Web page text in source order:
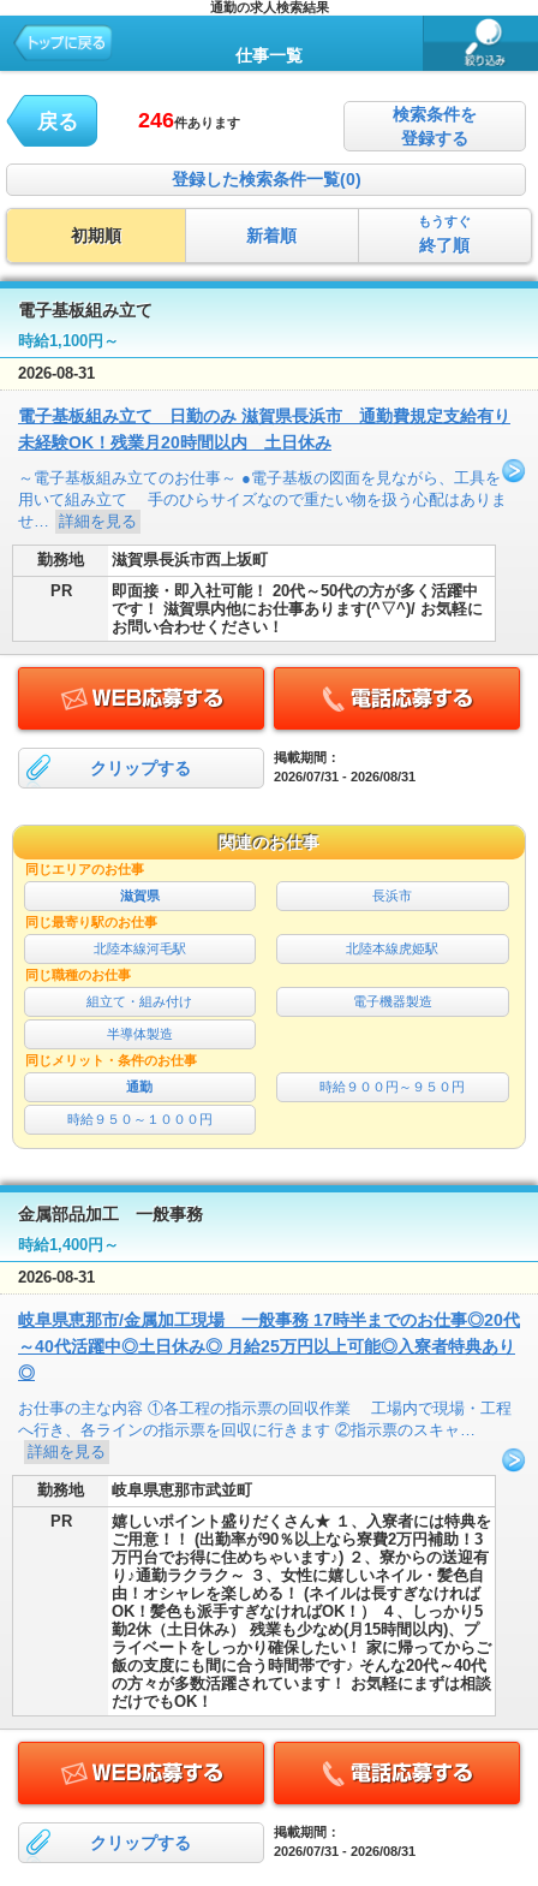
通勤の求人検索結果
仕事一覧
戻る 246件あります
検索条件を
登録する
登録した検索条件一覧(0)
初期順 新着順
もうすぐ
終了順
電子基板組み立て
時給1,100円～
2026-08-31
電子基板組み立て 日勤のみ 滋賀県長浜市 通勤費規定支給有り
未経験OK！残業月20時間以内 土日休み
～電子基板組み立てのお仕事～ ●電子基板の図面を見ながら、工具を
用いて組み立て 手のひらサイズなので重たい物を扱う心配はありま
せ…
詳細を見る
勤務地
滋賀県長浜市西上坂町
PR
即面接・即入社可能！ 20代～50代の方が多く活躍中
です！ 滋賀県内他にお仕事あります(^▽^)/ お気軽に
お問い合わせください！
クリップする
掲載期間：
2026/07/31 - 2026/08/31
関連のお仕事
同じエリアのお仕事
滋賀県
長浜市
同じ最寄り駅のお仕事
北陸本線河毛駅
北陸本線虎姫駅
同じ職種のお仕事
組立て・組み付け
電子機器製造
半導体製造
同じメリット・条件のお仕事
通勤
時給９００円～９５０円
時給９５０～１０００円
金属部品加工 一般事務
時給1,400円～
2026-08-31
岐阜県恵那市/金属加工現場 一般事務 17時半までのお仕事◎20代
～40代活躍中◎土日休み◎ 月給25万円以上可能◎入寮者特典あり
◎
お仕事の主な内容 ①各工程の指示票の回収作業 工場内で現場・工程
へ行き、各ラインの指示票を回収に行きます ②指示票のスキャ…
詳細を見る
勤務地
岐阜県恵那市武並町
PR
嬉しいポイント盛りだくさん★ １、入寮者には特典を
ご用意！！ (出勤率が90％以上なら寮費2万円補助！3
万円台でお得に住めちゃいます♪) ２、寮からの送迎有
り♪通勤ラクラク～ ３、女性に嬉しいネイル・髪色自
由！オシャレを楽しめる！ (ネイルは長すぎなければ
OK！髪色も派手すぎなければOK！） ４、しっかり5
勤2休（土日休み） 残業も少なめ(月15時間以内)、プ
ライベートをしっかり確保したい！ 家に帰ってからご
飯の支度にも間に合う時間帯です♪ そんな20代～40代
の方々が多数活躍されています！ お気軽にまずは相談
だけでもOK！
クリップする
掲載期間：
2026/07/31 - 2026/08/31